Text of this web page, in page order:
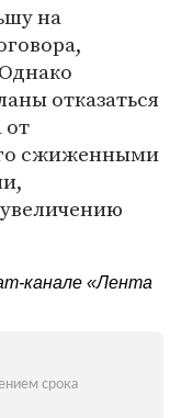
на
отказаться
от
сжиженными
канале «Лента
срока